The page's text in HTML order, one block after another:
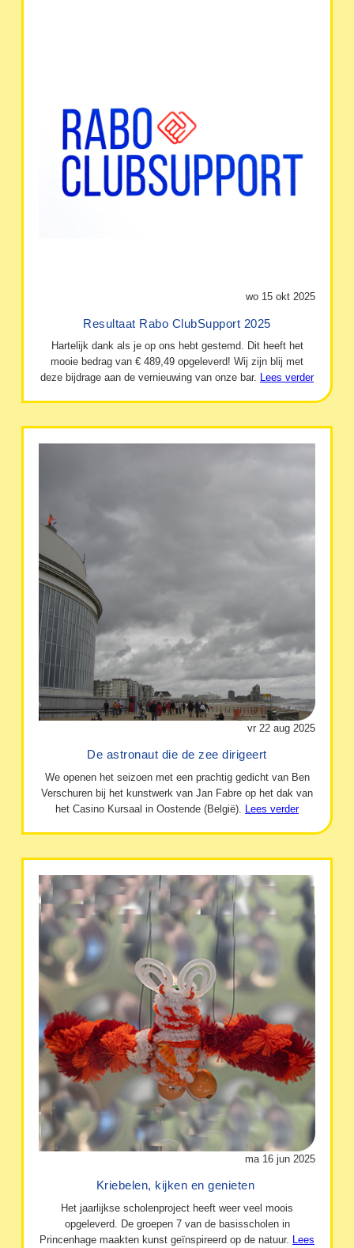
wo 15 okt 2025
Resultaat Rabo ClubSupport 2025
Hartelijk dank als je op ons hebt gestemd. Dit heeft het
mooie bedrag van € 489,49 opgeleverd! Wij zijn blij met
deze bijdrage aan de vernieuwing van onze bar. Lees verder
vr 22 aug 2025
De astronaut die de zee dirigeert
We openen het seizoen met een prachtig gedicht van Ben
Verschuren bij het kunstwerk van Jan Fabre op het dak van
het Casino Kursaal in Oostende (België). Lees verder
ma 16 jun 2025
Kriebelen, kijken en genieten
Het jaarlijkse scholenproject heeft weer veel moois
opgeleverd. De groepen 7 van de basisscholen in
Princenhage maakten kunst geïnspireerd op de natuur. Lees